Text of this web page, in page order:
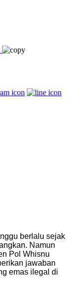
berlalu sejak
Namun
Pol Whisnu
jawaban
emas ilegal di